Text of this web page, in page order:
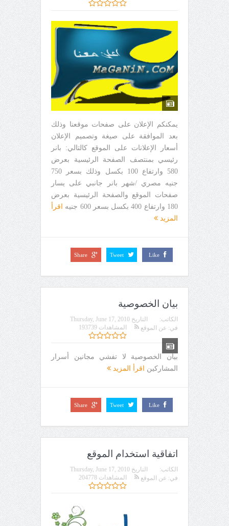
يمكنكم الإعلان على صفحات موقعنا وذلك
بعد الموافقة على صيغة وتصميم الإعلان
أسعار الإعلانات على الموقع كالتالي: بانر
رئيسي بمنتصف الصفحة الرئيسية بعرض
580 وارتفاع 100 بكسل وذلك بسعر 750
جنيه مصري /شهر بانر جانبي على يسار
صفحات الموقع والصفحة الرئيسية بعرض
180 وارتفاع 400 بكسل بسعر 600 جنيه
اقرأ
المزيد
Like
Tweet
Share
بيان الخصوصية
الكاتب: التاريخ Thursday, June 17, 2010
في: عن الموقع المشاهدات 193739
بيان الخصوصية لا تفشي مجانين أسرار
المشاركين
اقرأ المزيد
Like
Tweet
Share
اتفاقية استخدام الموقع
الكاتب: التاريخ Thursday, June 17, 2010
في: عن الموقع المشاهدات 204778